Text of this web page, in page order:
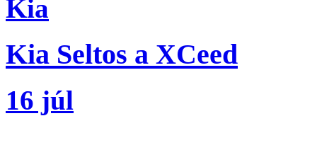
Kia
Kia Seltos a XCeed
16 júl